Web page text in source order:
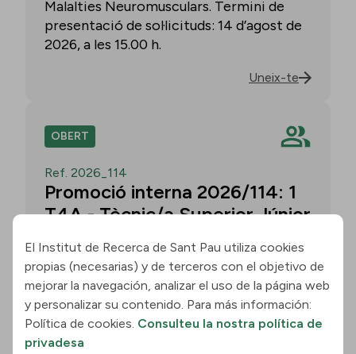
Malalties Neuromusculars. Termini de
presentació de sol·licituds: 14 d’agost de
2026, a les 15.00 h.
Uneix-te
OBERT
Ref. 2026_114
Promoció interna 2026/114: 1
T4A - Tècnic/a Superior Júnior
Convocatòria per a un/a T4A - Tècnic/a
Superior Júnior al grup Neurobiologia de
les Demències - Multilingual Aphasia &
Dementia Research Lab. Termini: 11
d’agost de 2026, 15.00 h.
El Institut de Recerca de Sant Pau utiliza cookies
propias (necesarias) y de terceros con el objetivo de
mejorar la navegación, analizar el uso de la página web
y personalizar su contenido. Para más información:
Política de cookies. Consulteu la nostra política de
privadesa